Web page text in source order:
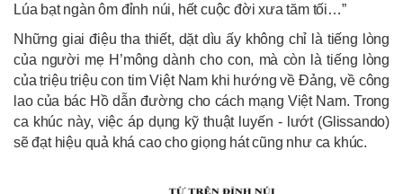
Lúa bạt ngàn ôm đỉnh núi, hết cuộc đời xưa tăm tối…”
Những giai điệu tha thiết, dặt dìu ấy không chỉ là tiếng lòng
của người mẹ H’mông dành cho con, mà còn là tiếng lòng
của triệu triệu con tim Việt Nam khi hướng về Đảng, về công
lao của bác Hồ dẫn đường cho cách mạng Việt Nam. Trong
ca khúc này, việc áp dụng kỹ thuật luyến - lướt (Glissando)
sẽ đạt hiệu quả khá cao cho giọng hát cũng như ca khúc.